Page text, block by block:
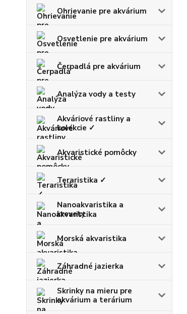
Ohrievanie pre akvárium
Osvetlenie pre akvárium
Čerpadlá pre akvárium
Analýza vody a testy
Akváriové rastliny a
kolekcie ✓
Akvaristické pomôcky
Teraristika ✓
Nanoakvaristika a
krevety
Morská akvaristika
Záhradné jazierka
Skrinky na mieru pre
akvárium a terárium